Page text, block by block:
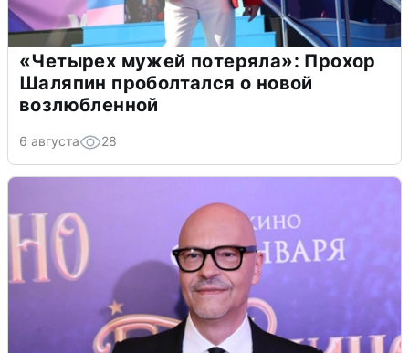
«Четырех мужей потеряла»: Прохор
Шаляпин проболтался о новой
возлюбленной
6 августа 28